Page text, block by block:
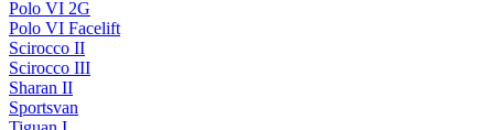
Polo VI 2G
Polo VI Facelift
Scirocco II
Scirocco III
Sharan II
Sportsvan